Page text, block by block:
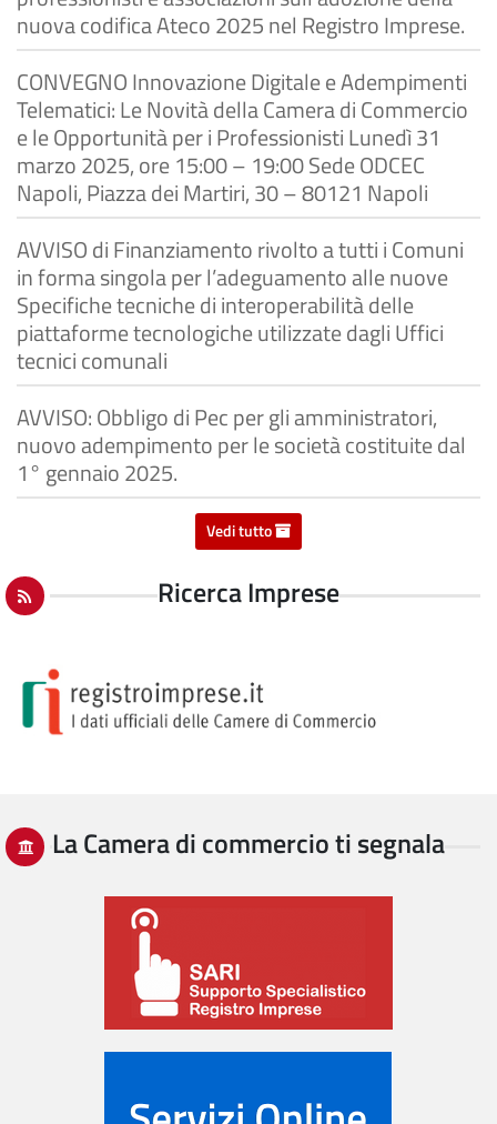
nuova codifica Ateco 2025 nel Registro Imprese.
CONVEGNO Innovazione Digitale e Adempimenti
Telematici: Le Novità della Camera di Commercio
e le Opportunità per i Professionisti Lunedì 31
marzo 2025, ore 15:00 – 19:00 Sede ODCEC
Napoli, Piazza dei Martiri, 30 – 80121 Napoli
AVVISO di Finanziamento rivolto a tutti i Comuni
in forma singola per l’adeguamento alle nuove
Specifiche tecniche di interoperabilità delle
piattaforme tecnologiche utilizzate dagli Uffici
tecnici comunali
AVVISO: Obbligo di Pec per gli amministratori,
nuovo adempimento per le società costituite dal
1° gennaio 2025.
Vedi tutto
Ricerca Imprese
La Camera di commercio ti segnala